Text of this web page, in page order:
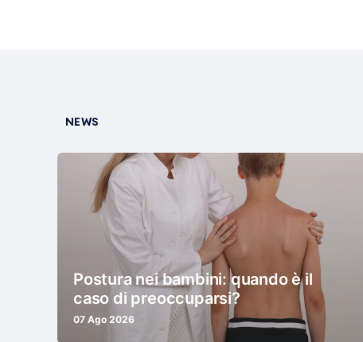
NEWS
Postura nei bambini: quando è il
caso di preoccuparsi?
07 Ago 2026